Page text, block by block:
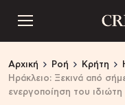
Αρχική Ροή Κρήτη
Ηράκλειο: Ξεκινά από
ενεργοποίηση του ιδιώτη